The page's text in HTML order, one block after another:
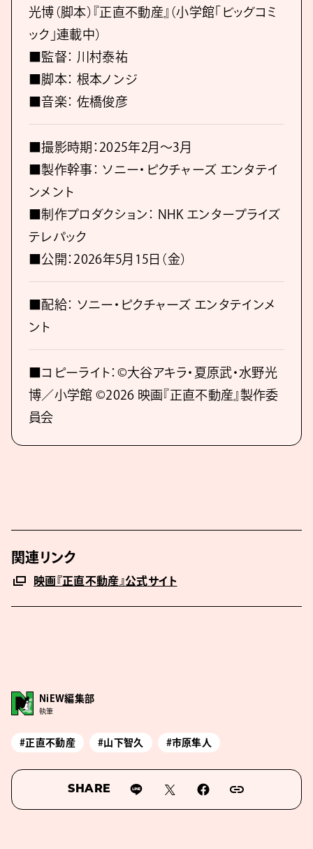
光博（脚本）『正直不動産』（小学館「ビッグコミ
ック」連載中）
■監督： 川村泰祐
■脚本： 根本ノンジ
■音楽： 佐橋俊彦
■撮影時期：2025年2月〜3月
■製作幹事： ソニー・ピクチャーズ エンタテイ
ンメント
■制作プロダクション： NHK エンタープライズ
テレパック
■公開：2026年5月15日（金）
■配給： ソニー・ピクチャーズ エンタテインメ
ント
■コピーライト：©大谷アキラ・夏原武・水野光
博／小学館 ©2026 映画『正直不動産』製作委
員会
関連リンク
映画『正直不動産』公式サイト
NiEW編集部
執筆
#正直不動産 #山下智久 #市原隼人
SHARE